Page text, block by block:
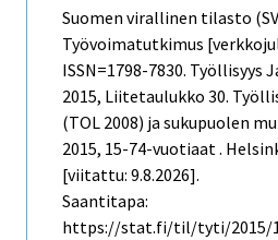
Suomen virallinen tilasto
Työvoimatutkimus
ISSN=1798-7830. Työllisyys
2015, Liitetaulukko 30.
(TOL 2008) ja sukupuolen
2015, 15-74-vuotiaat .
[viitattu: 9.8.2026].
Saantitapa:
https://stat.fi/til/tyti/2015/